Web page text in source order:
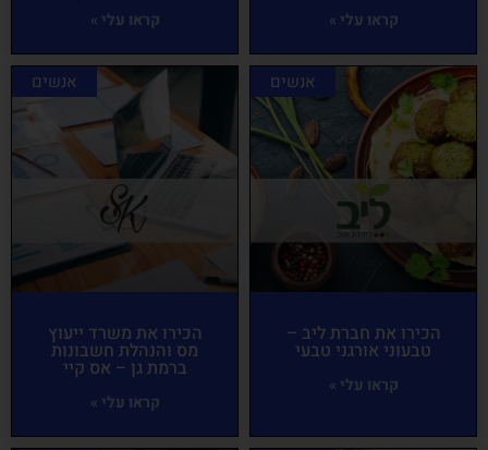
קראו עלי » קראו עלי »
אנשים
הכירו את חברת ליב –
טבעוני אורגני טבעי
קראו עלי »
אנשים
הכירו את משרד ייעוץ
מס והנהלת חשבונות
ברמת גן – אס קיי
קראו עלי »